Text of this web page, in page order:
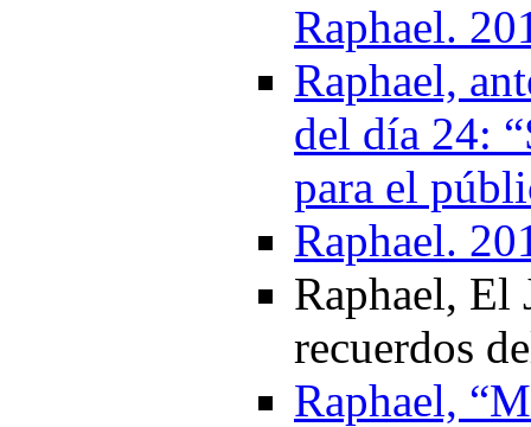
Raphael.
Raphael,
del día 24:
para el
Raphael.
Raphael, El
recuerdos
Raphael,